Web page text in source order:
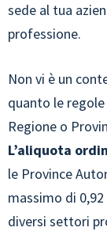
sede al tua
professione.
Non vi è un
quanto le
Regione o
L’aliquota
le Province
massimo di
diversi settori